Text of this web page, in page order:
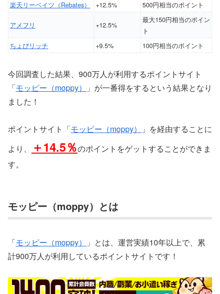
楽天リーベイツ（Rebates）
+12.5% 500円相当のポイント
アメフリ +12.5%
最大150円相当のポイン
ト
ちょびリッチ
+9.5% 100円相当のポイント
今回調査した結果、900万人が利用するポイントサイト
「モッピー（moppy）
」が一番得をするという結果となり
ました！
ポイントサイト「モッピー（moppy）
」を経由することに
より、
＋14.5％のポイントをゲットすることができま
す。
モッピー（moppy）とは
「モッピー（moppy）
」とは、運営実績10年以上で、累
計900万人が利用しているポイントサイトです！